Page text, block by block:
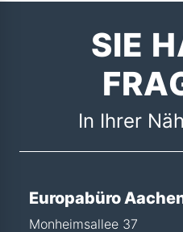
SIE
In Ihrer
Europabüro
Monheimsallee 37